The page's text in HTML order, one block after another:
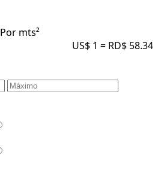
Por mts²
US$ 1 = RD$ 58.34